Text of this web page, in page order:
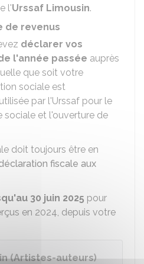
l'Urssaf Limousin.
de revenus
déclarer vos
l'année passée auprès
que soit votre
sociale est
par l'Urssaf pour le
sociale et l'ouverture de
doit toujours être en
fiscale aux
30 juin 2025 pour
en 2024, depuis votre
(Artistes-auteurs)